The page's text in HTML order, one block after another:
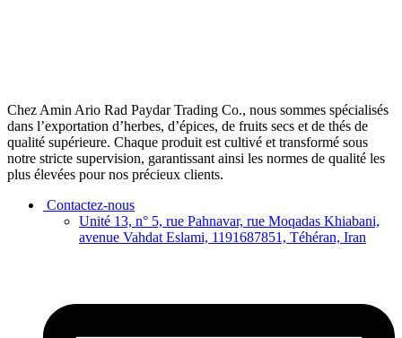
Chez Amin Ario Rad Paydar Trading Co., nous sommes spécialisés
dans l’exportation d’herbes, d’épices, de fruits secs et de thés de
qualité supérieure. Chaque produit est cultivé et transformé sous
notre stricte supervision, garantissant ainsi les normes de qualité les
plus élevées pour nos précieux clients.
Contactez-nous
Unité 13, n° 5, rue Pahnavar, rue Moqadas Khiabani,
avenue Vahdat Eslami, 1191687851, Téhéran, Iran